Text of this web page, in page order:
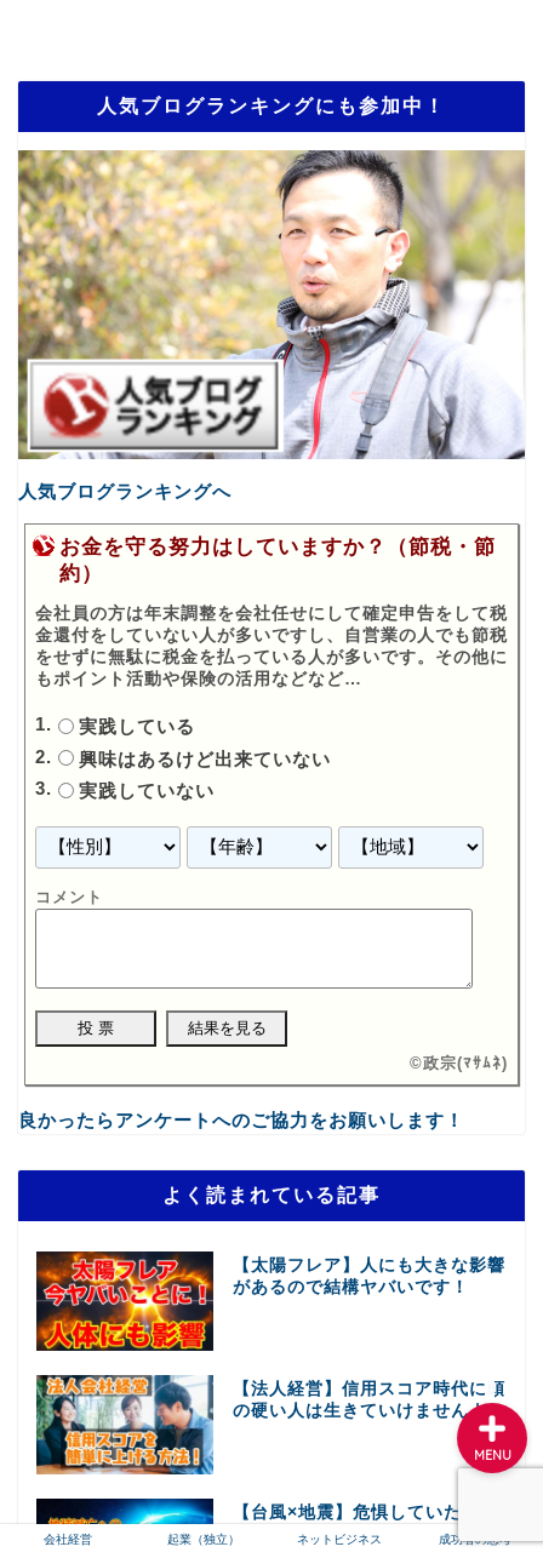
人気ブログランキングにも参加中！
人気ブログランキングへ
お金を守る努力はしていますか？（節税・節
約）
会社員の方は年末調整を会社任せにして確定申告をして税
金還付をしていない人が多いですし、自営業の人でも節税
をせずに無駄に税金を払っている人が多いです。その他に
もポイント活動や保険の活用などなど…
実践している
興味はあるけど出来ていない
実践していない
コメント
©政宗(ﾏｻﾑﾈ)
良かったらアンケートへのご協力をお願いします！
よく読まれている記事
【太陽フレア】人にも大きな影響
があるので結構ヤバいです！
【法人経営】信用スコア時代に頭
の硬い人は生きていけませんよ！
【台風×地震】危惧していた事が
起きてしまった。僕たちの安全地
会社経営 起業（独立） ネットビジネス 成功者の思考
MENU
会社経営
起業（独立）
ネットビジネス